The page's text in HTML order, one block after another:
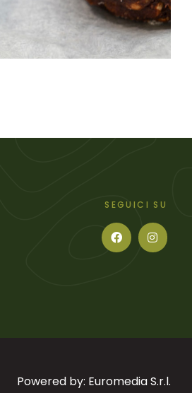
SEGUICI SU
Powered by: Euromedia S.r.l.